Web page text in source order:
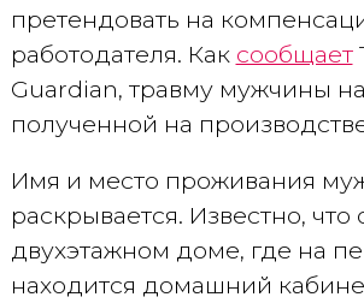
претендовать на
работодателя. Как сообщает
Guardian, травму мужчины
полученной на
Имя и место проживания
раскрывается. Известно, что
двухэтажном доме, где на
находится домашний